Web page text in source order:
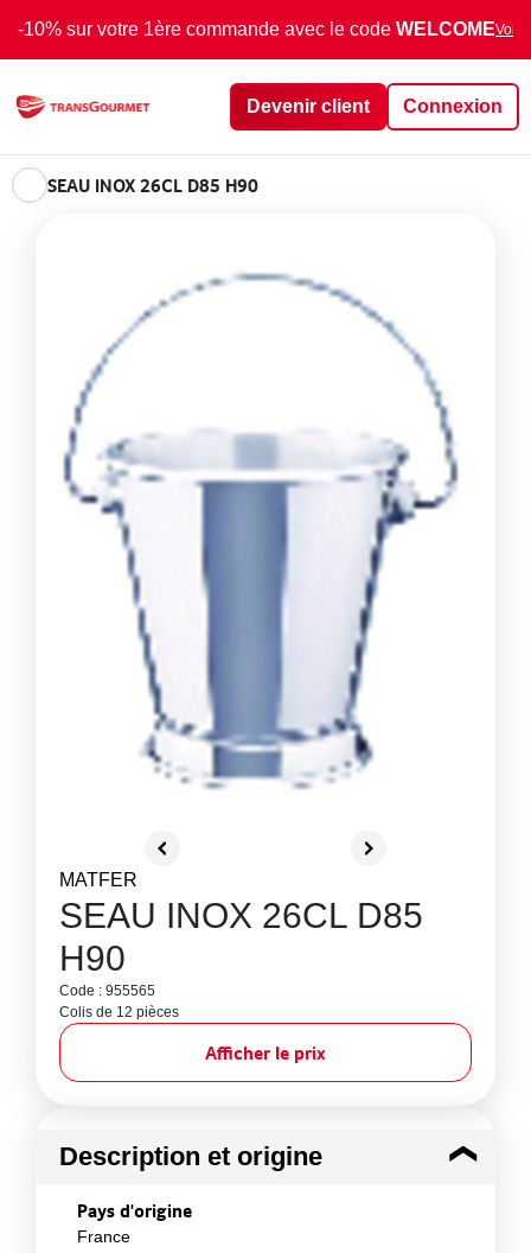
-10% sur votre 1ère commande avec le code WELCOMEVoir
Devenir client Connexion
SEAU INOX 26CL D85 H90
MATFER
SEAU INOX 26CL D85
H90
Code : 955565
Colis de 12 pièces
Afficher le prix
Description et origine
Pays d'origine
France